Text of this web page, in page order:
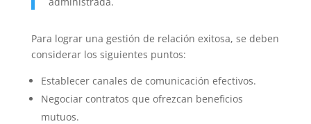
Para lograr una gestión de relación exitosa, se deben
considerar los siguientes puntos:
Establecer canales de comunicación efectivos.
Negociar contratos que ofrezcan beneficios
mutuos.